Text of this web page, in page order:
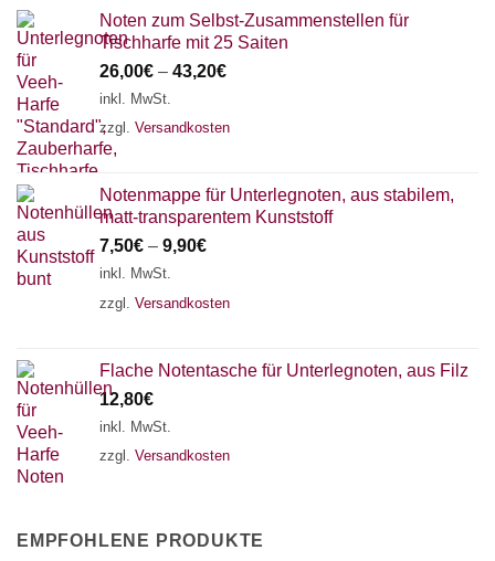
Noten zum Selbst-Zusammenstellen für
Tischharfe mit 25 Saiten
26,00€ – 43,20€
inkl. MwSt.
zzgl. Versandkosten
Notenmappe für Unterlegnoten, aus stabilem,
matt-transparentem Kunststoff
7,50€ – 9,90€
inkl. MwSt.
zzgl. Versandkosten
Flache Notentasche für Unterlegnoten, aus Filz
12,80€
inkl. MwSt.
zzgl. Versandkosten
EMPFOHLENE PRODUKTE